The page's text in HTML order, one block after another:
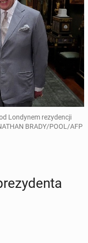
Londynem rezydencji
BRADY/POOL/AFP